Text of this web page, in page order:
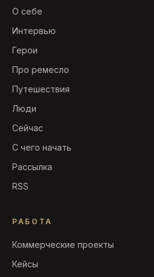
О себе
Интервью
Герои
Про ремесло
Путешествия
Люди
Сейчас
С чего начать
Рассылка
RSS
РАБОТА
Коммерческие проекты
Кейсы